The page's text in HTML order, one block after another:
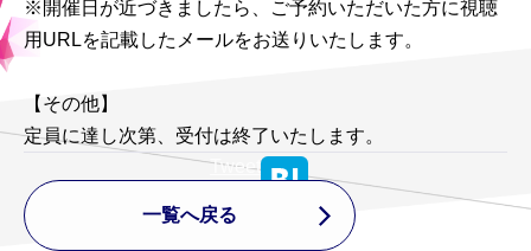
※開催日が近づきましたら、ご予約いただいた方に視聴
用URLを記載したメールをお送りいたします。
【その他】
定員に達し次第、受付は終了いたします。
Tweet
一覧へ戻る